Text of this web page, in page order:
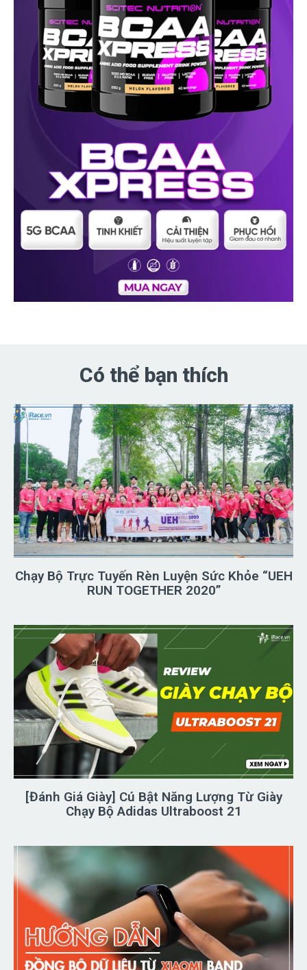
Có thể bạn thích
Chạy Bộ Trực Tuyến Rèn Luyện Sức Khỏe “UEH
RUN TOGETHER 2020”
[Đánh Giá Giày] Cú Bật Năng Lượng Từ Giày
Chạy Bộ Adidas Ultraboost 21